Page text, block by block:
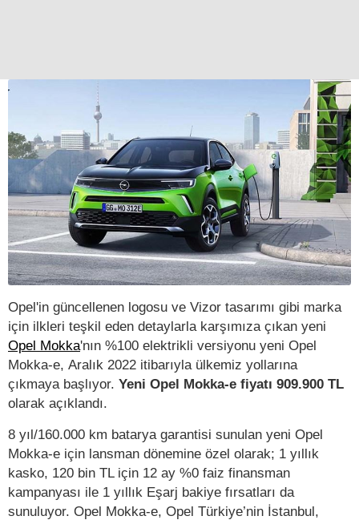
Opel'in güncellenen logosu ve Vizor tasarımı gibi marka
için ilkleri teşkil eden detaylarla karşımıza çıkan yeni
Opel Mokka'nın %100 elektrikli versiyonu yeni Opel
Mokka-e, Aralık 2022 itibarıyla ülkemiz yollarına
çıkmaya başlıyor. Yeni Opel Mokka-e fiyatı 909.900 TL
olarak açıklandı.
8 yıl/160.000 km batarya garantisi sunulan yeni Opel
Mokka-e için lansman dönemine özel olarak; 1 yıllık
kasko, 120 bin TL için 12 ay %0 faiz finansman
kampanyası ile 1 yıllık Eşarj bakiye fırsatları da
sunuluyor. Opel Mokka-e, Opel Türkiye’nin İstanbul,